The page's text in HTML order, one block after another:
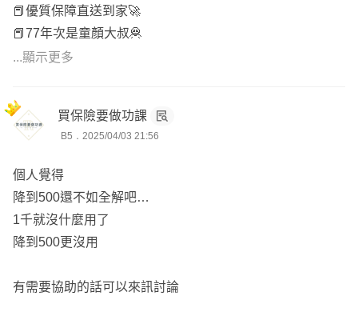
📕優質保障直送到家🚀
📕77年次是童顏大叔🦧
📕台中出發全台服務🚝
...顯示更多
買保險要做功課
B5．2025/04/03 21:56
個人覺得
降到500還不如全解吧…
1千就沒什麼用了
降到500更沒用
有需要協助的話可以來訊討論